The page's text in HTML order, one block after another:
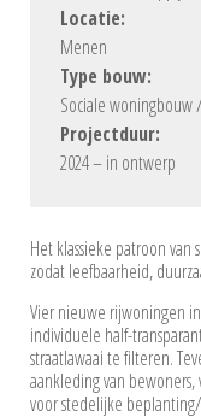
Het klassieke patroon
zodat leefbaarheid,
Vier nieuwe rijwoningen
individuele half-
straatlawaai te filteren.
aankleding van
voor stedelijke
Locatie:
Menen
Type bouw:
Sociale woningbouw
Projectduur:
2024 – in ontwerp